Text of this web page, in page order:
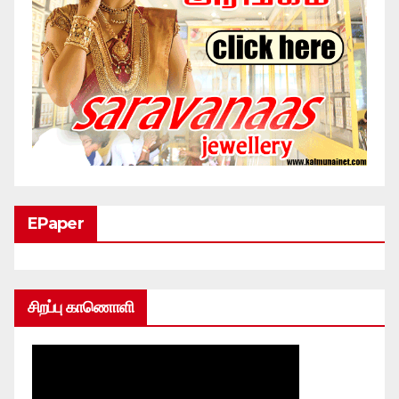
EPaper
சிறப்பு காணொளி